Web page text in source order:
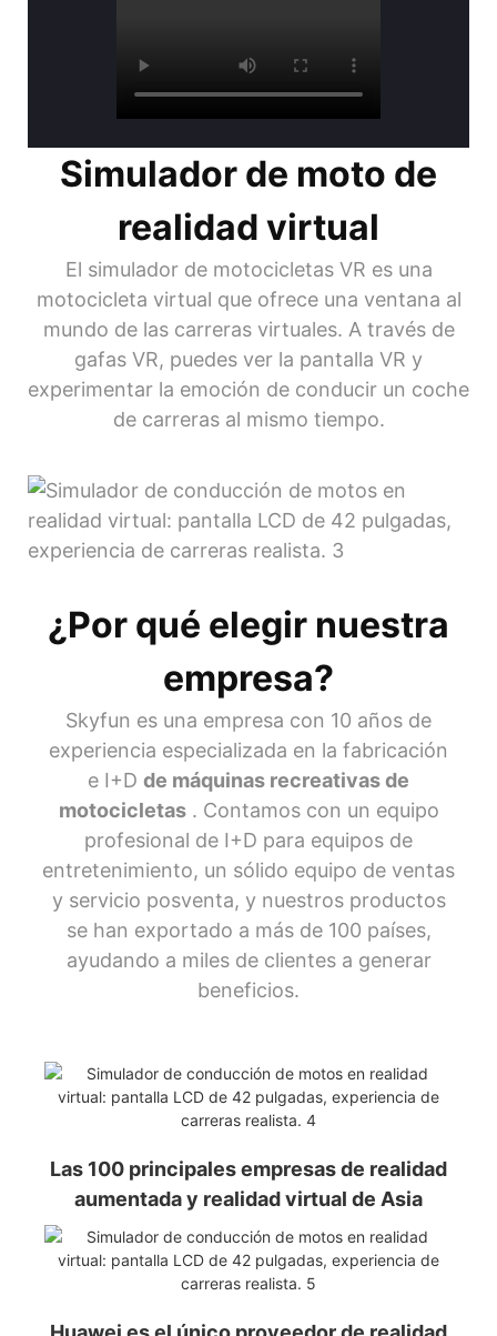
Simulador de moto de
realidad virtual
El simulador de motocicletas VR es una
motocicleta virtual que ofrece una ventana al
mundo de las carreras virtuales. A través de
gafas VR, puedes ver la pantalla VR y
experimentar la emoción de conducir un coche
de carreras al mismo tiempo.
¿Por qué elegir nuestra
empresa?
Skyfun es una empresa con 10 años de
experiencia especializada en la fabricación
e I+D de máquinas recreativas de
motocicletas. Contamos con un equipo
profesional de I+D para equipos de
entretenimiento, un sólido equipo de ventas
y servicio posventa, y nuestros productos
se han exportado a más de 100 países,
ayudando a miles de clientes a generar
beneficios.
Las 100 principales empresas de realidad
aumentada y realidad virtual de Asia